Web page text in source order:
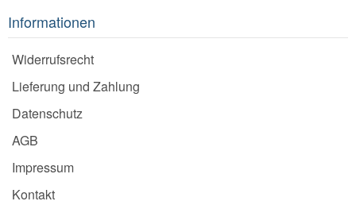
Informationen
Widerrufsrecht
Lieferung und Zahlung
Datenschutz
AGB
Impressum
Kontakt